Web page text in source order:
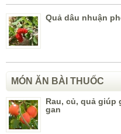
Quả dâu nhuận
MÓN ĂN BÀI THUỐC
Rau, củ, quả giúp
gan